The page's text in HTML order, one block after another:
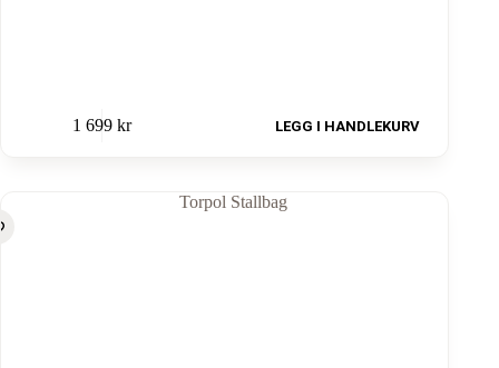
1 699 kr LEGG I HANDLEKURV